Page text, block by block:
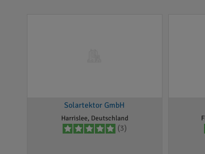
Solartektor GmbH
Harrislee, Deutschland
(3)